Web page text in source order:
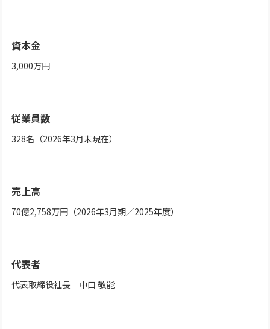
資本金
3,000万円
従業員数
328名（2026年3月末現在）
売上高
70億2,758万円（2026年3月期／2025年度）
代表者
代表取締役社長 中口 敬能